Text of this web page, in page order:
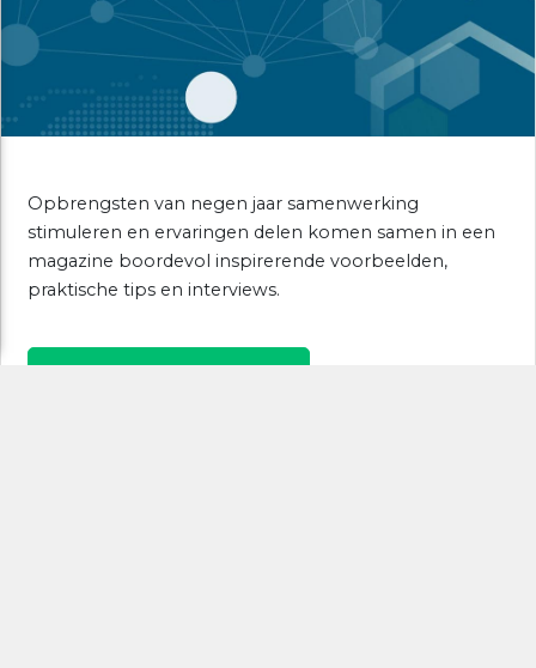
Opbrengsten van negen jaar samenwerking
stimuleren en ervaringen delen komen samen in een
magazine boordevol inspirerende voorbeelden,
praktische tips en interviews.
MEER INFO EN DOWNLOAD